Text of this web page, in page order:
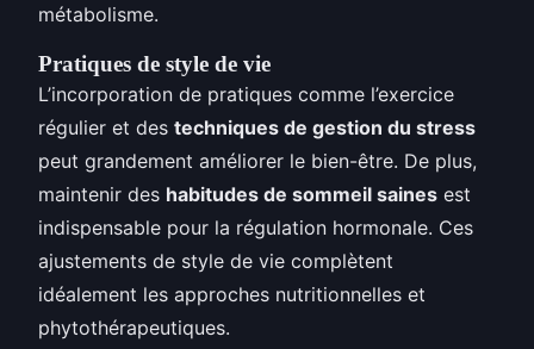
métabolisme.
Pratiques de style de vie
L’incorporation de pratiques comme l’exercice
régulier et des techniques de gestion du stress
peut grandement améliorer le bien-être. De plus,
maintenir des habitudes de sommeil saines est
indispensable pour la régulation hormonale. Ces
ajustements de style de vie complètent
idéalement les approches nutritionnelles et
phytothérapeutiques.